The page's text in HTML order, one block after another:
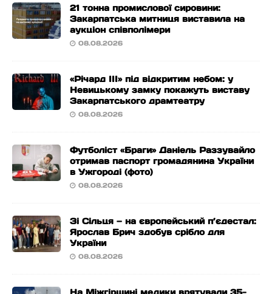
21 тонна промислової сировини:
Закарпатська митниця виставила на
аукціон співполімери
08.08.2026
«Річард ІІІ» під відкритим небом: у
Невицькому замку покажуть виставу
Закарпатського драмтеатру
08.08.2026
Футболіст «Браги» Даніель Раззувайло
отримав паспорт громадянина України
в Ужгороді (фото)
08.08.2026
Зі Сільця — на європейський п’єдестал:
Ярослав Брич здобув срібло для
України
08.08.2026